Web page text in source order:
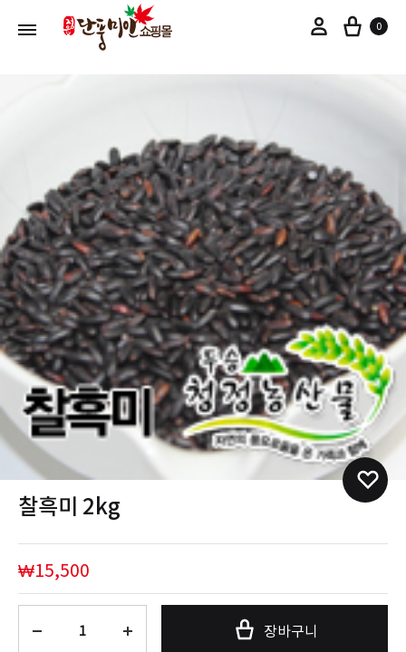
마이페이지
장바
0
찰흑미 2kg
₩15,500
장바구니